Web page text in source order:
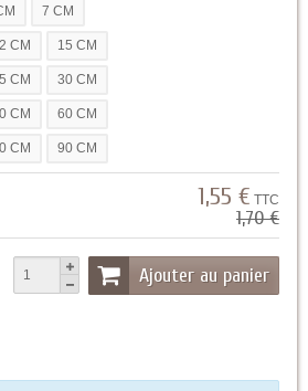
7 CM
CM 15 CM
CM 30 CM
CM 60 CM
CM 90 CM
1,55 € TTC
1,70 €
Ajouter au panier